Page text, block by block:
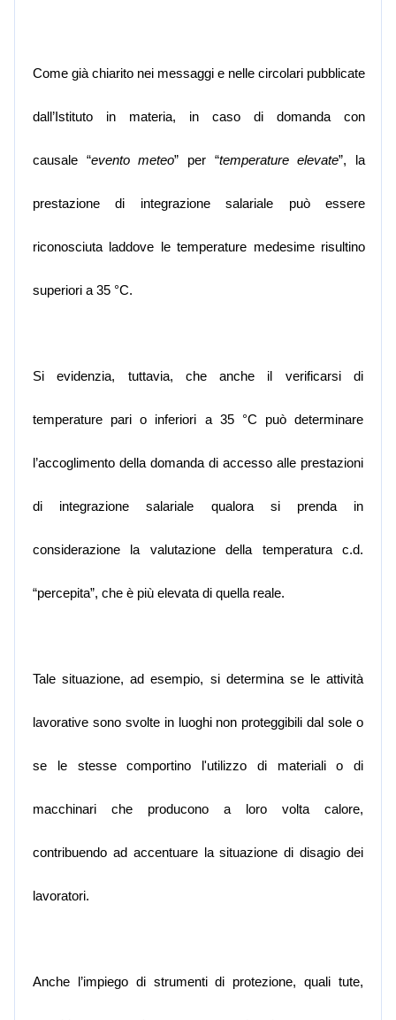
Come già chiarito nei messaggi e nelle circolari pubblicate
dall’Istituto in materia, in caso di domanda con
causale “evento meteo” per “temperature elevate”, la
prestazione di integrazione salariale può essere
riconosciuta laddove le temperature medesime risultino
superiori a 35 °C.
Si evidenzia, tuttavia, che anche il verificarsi di
temperature pari o inferiori a 35 °C può determinare
l’accoglimento della domanda di accesso alle prestazioni
di integrazione salariale qualora si prenda in
considerazione la valutazione della temperatura c.d.
“percepita”, che è più elevata di quella reale.
Tale situazione, ad esempio, si determina se le attività
lavorative sono svolte in luoghi non proteggibili dal sole o
se le stesse comportino l'utilizzo di materiali o di
macchinari che producono a loro volta calore,
contribuendo ad accentuare la situazione di disagio dei
lavoratori.
Anche l’impiego di strumenti di protezione, quali tute,